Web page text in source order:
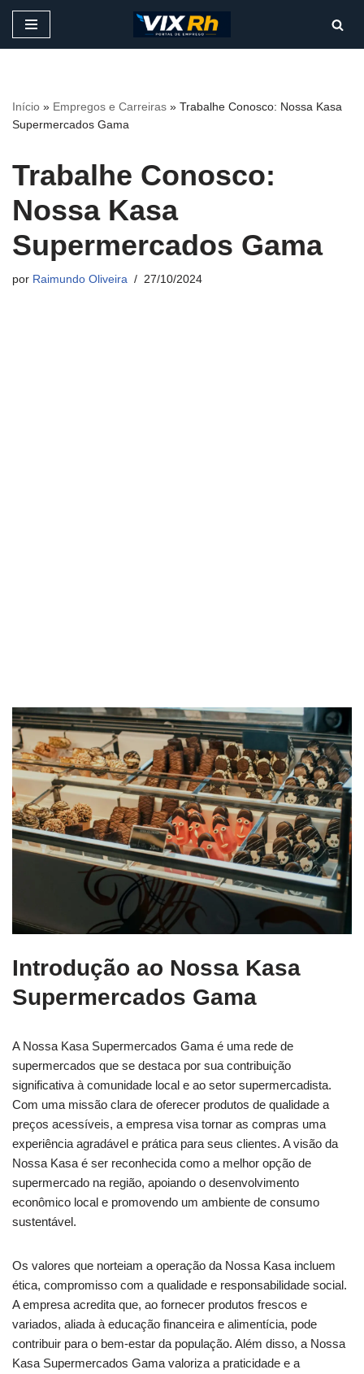
conteúdo
Início » Empregos e Carreiras » Trabalhe Conosco: Nossa Kasa
Supermercados Gama
Trabalhe Conosco:
Nossa Kasa
Supermercados Gama
por Raimundo Oliveira 27/10/2024
Introdução ao Nossa Kasa
Supermercados Gama
A Nossa Kasa Supermercados Gama é uma rede de
supermercados que se destaca por sua contribuição
significativa à comunidade local e ao setor supermercadista.
Com uma missão clara de oferecer produtos de qualidade a
preços acessíveis, a empresa visa tornar as compras uma
experiência agradável e prática para seus clientes. A visão da
Nossa Kasa é ser reconhecida como a melhor opção de
supermercado na região, apoiando o desenvolvimento
econômico local e promovendo um ambiente de consumo
sustentável.
Os valores que norteiam a operação da Nossa Kasa incluem
ética, compromisso com a qualidade e responsabilidade social.
A empresa acredita que, ao fornecer produtos frescos e
variados, aliada à educação financeira e alimentícia, pode
contribuir para o bem-estar da população. Além disso, a Nossa
Kasa Supermercados Gama valoriza a praticidade e a